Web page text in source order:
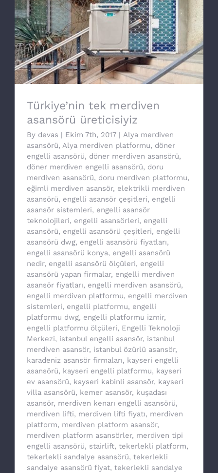
Türkiye’nin tek merdiven asansörü
üreticisiyiz
Türkiye’nin tek merdiven
asansörü üreticisiyiz
By devas | Ekim 7th, 2017 | Alya merdiven
asansörü, Alya merdiven platformu, döner
engelli asansörü, döner merdiven asansörü,
döner merdiven engelli asansörü, doru
merdiven asansörü, doru merdiven platformu,
eğimli merdiven asansör, elektrikli merdiven
asansörü, engelli asansör çeşitleri, engelli
asansör sistemleri, engelli asansör
teknolojileri, engelli asansörleri, engelli
asansörü, engelli asansörü çeşitleri, engelli
asansörü dwg, engelli asansörü fiyatları,
engelli asansörü konya, engelli asansörü
nedir, engelli asansörü ölçüleri, engelli
asansörü yapan firmalar, engelli merdiven
asansör fiyatları, engelli merdiven asansörü,
engelli merdiven platformu, engelli merdiven
sistemleri, engelli platformu, engelli
platformu dwg, engelli platformu izmir,
engelli platformu ölçüleri, Engelli Teknoloji
Merkezi, istanbul engelli asansör, istanbul
merdiven asansör, istanbul özürlü asansör,
karadeniz asansör firmaları, kayseri engelli
asansörü, kayseri engelli platformu, kayseri
ev asansörü, kayseri kabinli asansör, kayseri
villa asansörü, kemer asansör, kuşadası
asansör, merdiven kenarı engelli asansörü,
merdiven lifti, merdiven lifti fiyatı, merdiven
platform, merdiven platform asansör,
merdiven platform asansörler, merdiven tipi
engelli asansörü, stairlift, tekerlekli platform,
tekerlekli sandalye asansörü, tekerlekli
sandalye asansörü fiyat, tekerlekli sandalye